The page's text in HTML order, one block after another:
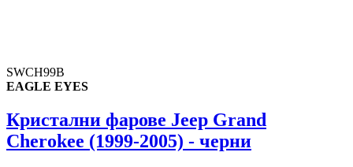
SWCH99B
EAGLE EYES
Кристални фарове Jeep Grand
Cherokee (1999-2005) - черни